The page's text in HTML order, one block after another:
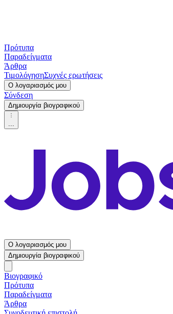
Πρότυπα
Παραδείγματα
Άρθρα
ΤιμολόγησηΣυχνές ερωτήσεις
Ο λογαριασμός μου
Σύνδεση
Δημιουργία βιογραφικού
...
Ο λογαριασμός μου
Δημιουργία βιογραφικού
Βιογραφικό
Πρότυπα
Παραδείγματα
Άρθρα